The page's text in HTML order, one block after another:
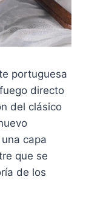
portuguesa
directo
del clásico
capa
que se
de los